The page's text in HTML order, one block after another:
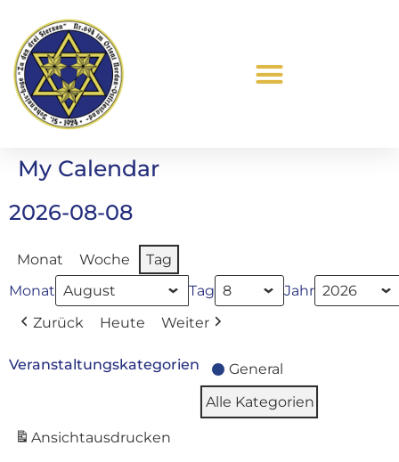
My Calendar
2026-08-08
Monat Woche
Tag
Monat
Tag
Jahr
Zurück
Heute Weiter
Veranstaltungskategorien
General
Alle Kategorien
Ansichtausdrucken